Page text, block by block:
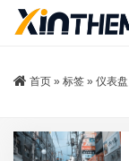
首页 » 标签 » 仪表盘